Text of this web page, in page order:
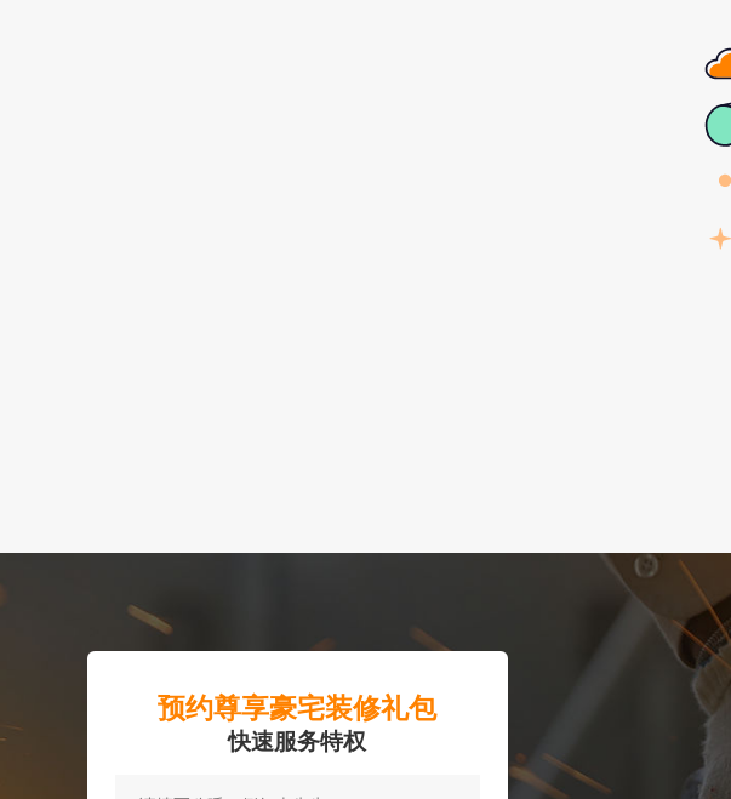
预约尊享豪宅装修礼包
快速服务特权